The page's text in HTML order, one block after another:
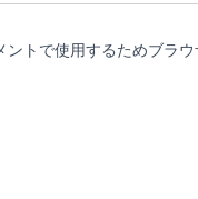
ントで使用するためブラ